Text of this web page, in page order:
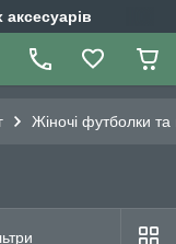
Жіночі футболки